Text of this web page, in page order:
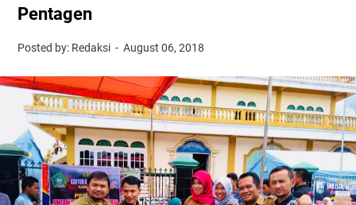
Pentagen
Posted by: Redaksi August 06, 2018